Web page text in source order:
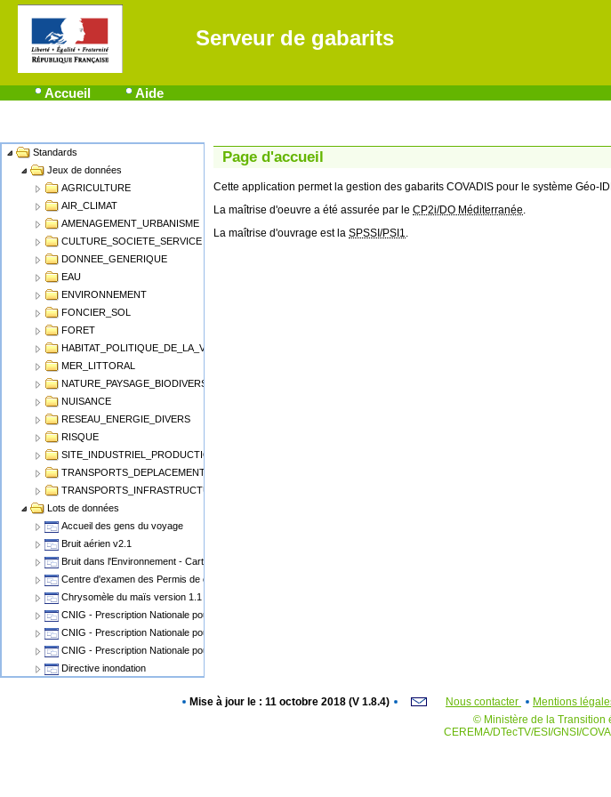
Serveur de gabarits
Accueil Aide
Name Standards
Jeux de données
AGRICULTURE
AIR_CLIMAT
AMENAGEMENT_URBANISME
CULTURE_SOCIETE_SERVICE
DONNEE_GENERIQUE
EAU
ENVIRONNEMENT
FONCIER_SOL
FORET
HABITAT_POLITIQUE_DE_LA_VILLE
MER_LITTORAL
NATURE_PAYSAGE_BIODIVERSITE
NUISANCE
RESEAU_ENERGIE_DIVERS
RISQUE
SITE_INDUSTRIEL_PRODUCTION
TRANSPORTS_DEPLACEMENT
TRANSPORTS_INFRASTRUCTURE
Lots de données
Accueil des gens du voyage
Bruit aérien v2.1
Bruit dans l'Environnement - Cartographie du Bruit v1.1
Centre d'examen des Permis de conduire
Chrysomèle du maïs version 1.1
CNIG - Prescription Nationale pour les Cartes Communales
CNIG - Prescription Nationale pour les PLU, POS
CNIG - Prescription Nationale pour les Servitudes d'Utilité Publique (SUP)
Directive inondation
Epidémiosurveillance animale
Page d'accueil
Cette application permet la gestion des gabarits COVADIS pour le système Géo-
La maîtrise d'oeuvre a été assurée par le CP2i/DO Méditerranée.
La maîtrise d'ouvrage est la SPSSI/PSI1.
Mise à jour le : 11 octobre 2018 (V 1.8.4) Nous contacter
Mentions
© Ministère de la Transition
CEREMA/DTecTV/ESI/GNSI/